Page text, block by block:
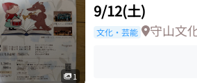
1
9/12(土)
文化・芸能 守山文